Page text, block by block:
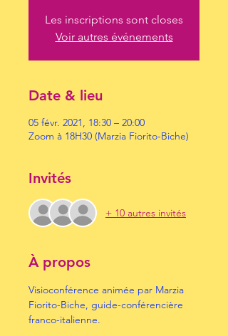
Les inscriptions sont closes
Voir autres événements
Date & lieu
05 févr. 2021, 18:30 – 20:00
Zoom à 18H30 (Marzia Fiorito-Biche)
Invités
+ 10 autres invités
À propos
Visioconférence animée par Marzia
Fiorito-Biche, guide-conférencière
franco-italienne.